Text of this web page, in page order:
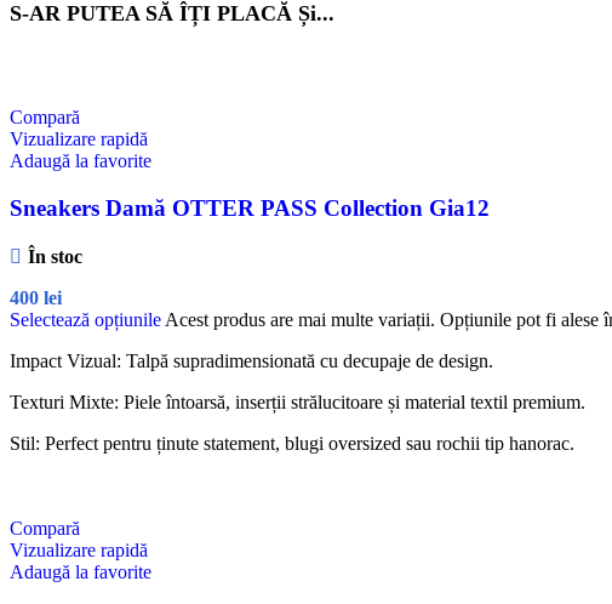
S-AR PUTEA SĂ ÎȚI PLACĂ Și...
Compară
Vizualizare rapidă
Adaugă la favorite
Sneakers Damă OTTER PASS Collection Gia12
În stoc
400 lei
Selectează opțiunile Acest produs are mai multe variații. Opțiunile pot fi alese
Impact Vizual: Talpă supradimensionată cu decupaje de design.
Texturi Mixte: Piele întoarsă, inserții strălucitoare și material textil premium.
Stil: Perfect pentru ținute statement, blugi oversized sau rochii tip hanorac.
Compară
Vizualizare rapidă
Adaugă la favorite